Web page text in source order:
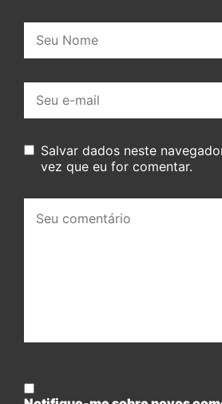
mail:
Salvar dados neste
vez que eu for comentar.
comentário: